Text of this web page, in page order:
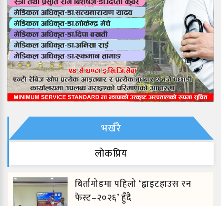
भर्खरै
लाेकप्रिय
बिर्तामोडमा पहिलो ‘ह्वाइटहाउस रन
फेस्ट–२०२६’ हुँदै